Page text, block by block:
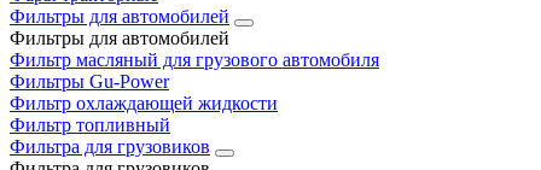
Фильтры для автомобилей
Фильтры для автомобилей
Фильтр масляный для грузового автомобиля
Фильтры Gu-Power
Фильтр охлаждающей жидкости
Фильтр топливный
Фильтра для грузовиков